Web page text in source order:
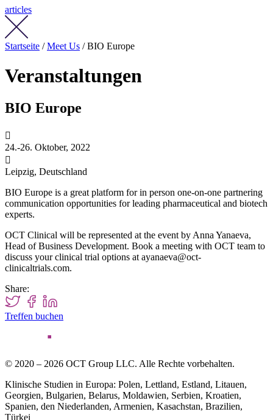
articles
Startseite /Meet Us / BIO Europe
Veranstaltungen
BIO Europe

24.-26. Oktober, 2022

Leipzig, Deutschland
BIO Europe is a great platform for in person one-on-one partnering
communication opportunities for leading pharmaceutical and biotech
experts.
OCT Clinical will be represented at the event by Anna Yanaeva,
Head of Business Development. Book a meeting with OCT team to
discuss your clinical trial options at ayanaeva@oct-
clinicaltrials.com.
Share:
Treffen buchen
© 2020 – 2026 OCT Group LLC. Alle Rechte vorbehalten.
Klinische Studien in Europa: Polen, Lettland, Estland, Litauen,
Georgien, Bulgarien, Belarus, Moldawien, Serbien, Kroatien,
Spanien, den Niederlanden, Armenien, Kasachstan, Brazilien,
Türkei